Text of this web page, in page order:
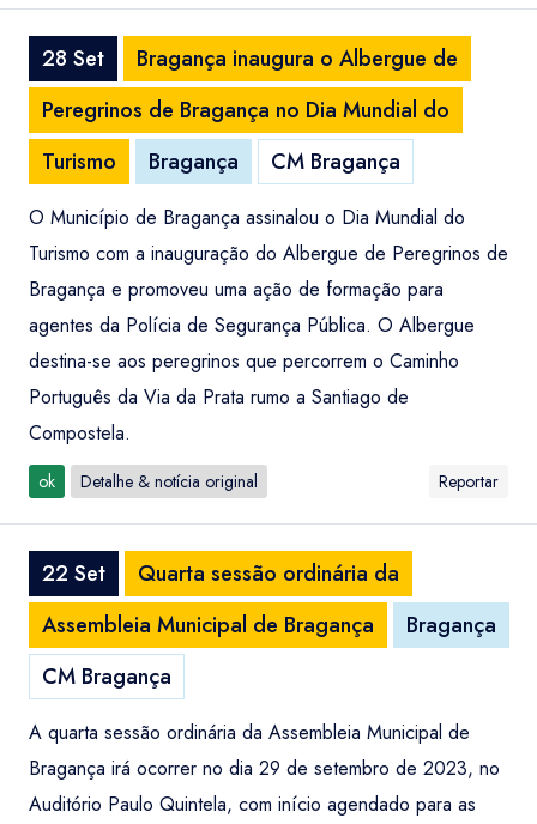
28 Set
Bragança inaugura o Albergue de
Peregrinos de Bragança no Dia Mundial do
Turismo
Bragança CM Bragança
O Município de Bragança assinalou o Dia Mundial do
Turismo com a inauguração do Albergue de Peregrinos de
Bragança e promoveu uma ação de formação para
agentes da Polícia de Segurança Pública. O Albergue
destina-se aos peregrinos que percorrem o Caminho
Português da Via da Prata rumo a Santiago de
Compostela.
ok Detalhe & notícia original Reportar
22 Set
Quarta sessão ordinária da
Assembleia Municipal de Bragança
Bragança
CM Bragança
A quarta sessão ordinária da Assembleia Municipal de
Bragança irá ocorrer no dia 29 de setembro de 2023, no
Auditório Paulo Quintela, com início agendado para as